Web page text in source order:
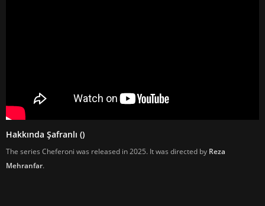
Hakkında Şafranlı ()
The series Cheferoni was released in 2025. It was directed by Reza
Mehranfar.